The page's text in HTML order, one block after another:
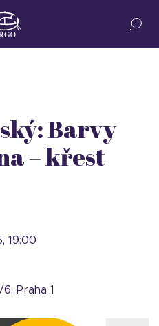
Barvy
– křest
19:00
Praha 1